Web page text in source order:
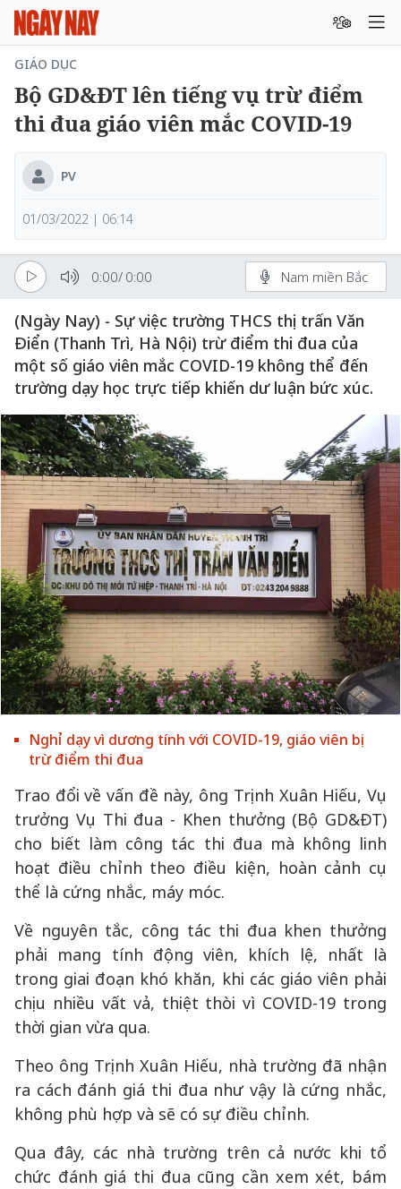
GIÁO DỤC
Bộ GD&ĐT lên tiếng vụ trừ điểm
thi đua giáo viên mắc COVID-19
PV
01/03/2022 | 06:14
0:00/ 0:00 Nam miền Bắc
(Ngày Nay) - Sự việc trường THCS thị trấn Văn
Điển (Thanh Trì, Hà Nội) trừ điểm thi đua của
một số giáo viên mắc COVID-19 không thể đến
trường dạy học trực tiếp khiến dư luận bức xúc.
Nghỉ dạy vì dương tính với COVID-19, giáo viên bị
trừ điểm thi đua
Trao đổi về vấn đề này, ông Trịnh Xuân Hiếu, Vụ
trưởng Vụ Thi đua - Khen thưởng (Bộ GD&ĐT)
cho biết làm công tác thi đua mà không linh
hoạt điều chỉnh theo điều kiện, hoàn cảnh cụ
thể là cứng nhắc, máy móc.
Về nguyên tắc, công tác thi đua khen thưởng
phải mang tính động viên, khích lệ, nhất là
trong giai đoạn khó khăn, khi các giáo viên phải
chịu nhiều vất vả, thiệt thòi vì COVID-19 trong
thời gian vừa qua.
Theo ông Trịnh Xuân Hiếu, nhà trường đã nhận
ra cách đánh giá thi đua như vậy là cứng nhắc,
không phù hợp và sẽ có sự điều chỉnh.
Qua đây, các nhà trường trên cả nước khi tổ
chức đánh giá thi đua cũng cần xem xét, bám